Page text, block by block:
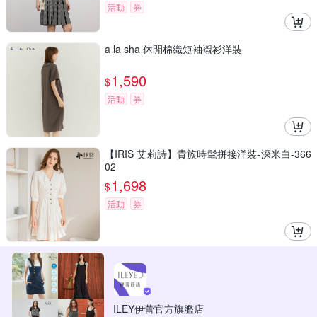
活動 券
a la sha 休閒棉織短袖襯衫洋裝
$1,590
活動 券
【IRIS 艾莉詩】貴族時髦拼接洋裝-深米白-366
02
$1,698
活動 券
ILEY伊蕾官方旗艦店